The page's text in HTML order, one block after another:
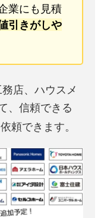
業にも見積
引きがしや
店、ハウスメ
、信頼できる
頼できます。